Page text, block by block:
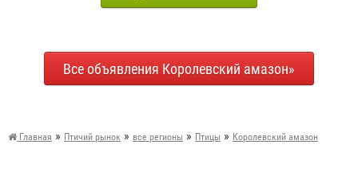
Все объявления Королевский амазон»
Главная » Птичий рынок » все регионы » Птицы » Королевский амазон